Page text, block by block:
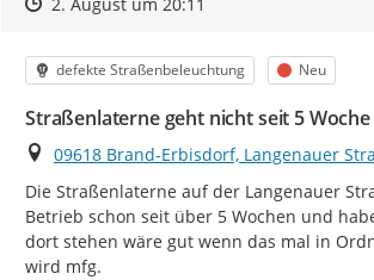
Kategorie
defekte Straßenbeleuchtung Status
Neu
Straßenlaterne geht nicht seit 5 Woche
Ort
09618 Brand-Erbisdorf, Langenauer
Die Straßenlaterne auf der Langenauer
Betrieb schon seit über 5 Wochen und
dort stehen wäre gut wenn das mal in
wird mfg.